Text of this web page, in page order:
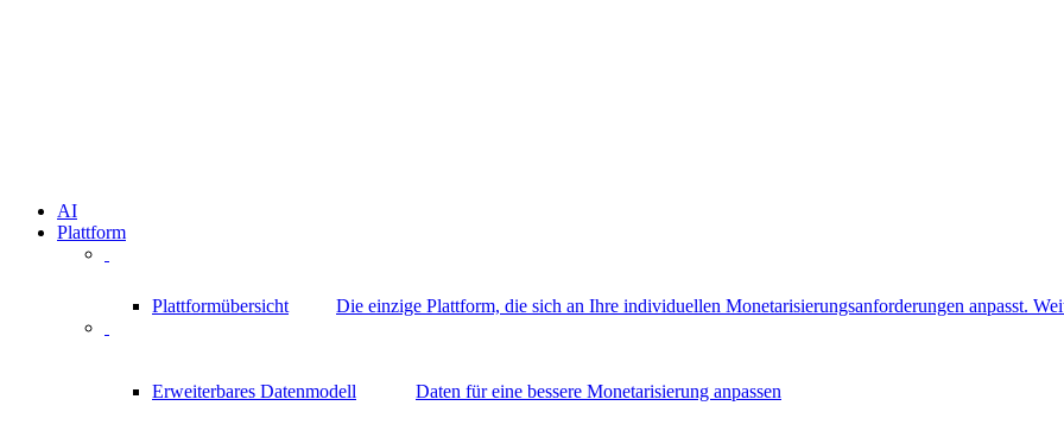
AI
Plattform
Plattformübersicht Die einzige Plattform, die sich an Ihre individuellen Monetarisierungsanforderungen anpasst.
Erweiterbares Datenmodell Daten für eine bessere Monetarisierung anpassen